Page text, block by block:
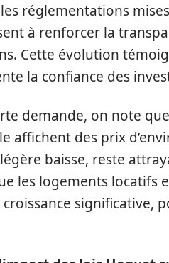
réglementations
à renforcer la
Cette évolution
la confiance des
demande, on note
affichent des prix
baisse, reste
les logements locatifs
significative,